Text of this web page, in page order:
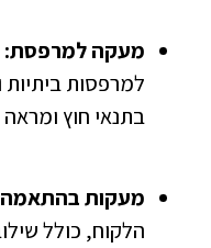
מעקה למרפסת:
למרפסות ביתיות
בתנאי חוץ ומראה
מעקות בהתאמה
הלקוח, כולל שילוב